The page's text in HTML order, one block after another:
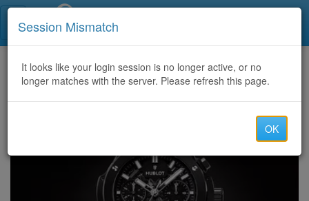
Home CategoriesDiscussion
Colombiaans Marcheerpoeder Online: Gevaren en Gevolgen Uitgelegd
Session Mismatch
It looks like your login session is no longer active, or no
longer matches with the server. Please refresh this page.
OK